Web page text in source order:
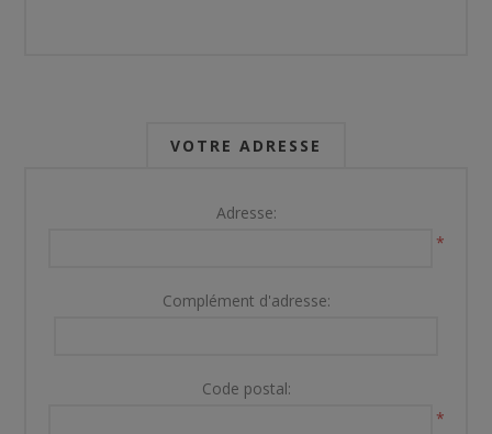
VOTRE ADRESSE
Adresse:
*
Complément d'adresse:
Code postal:
*